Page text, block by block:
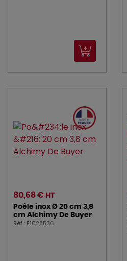
80,68 € HT
Poêle inox Ø 20 cm 3,8
cm Alchimy De Buyer
Réf : E1028536